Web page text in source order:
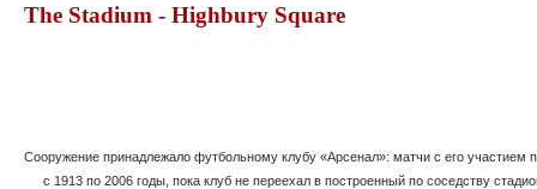
The Stadium - Highbury Square
Сооружение принадлежало футбольному клубу «Арсенал»: матчи с его участием
с 1913 по 2006 годы, пока клуб не переехал в построенный по соседству